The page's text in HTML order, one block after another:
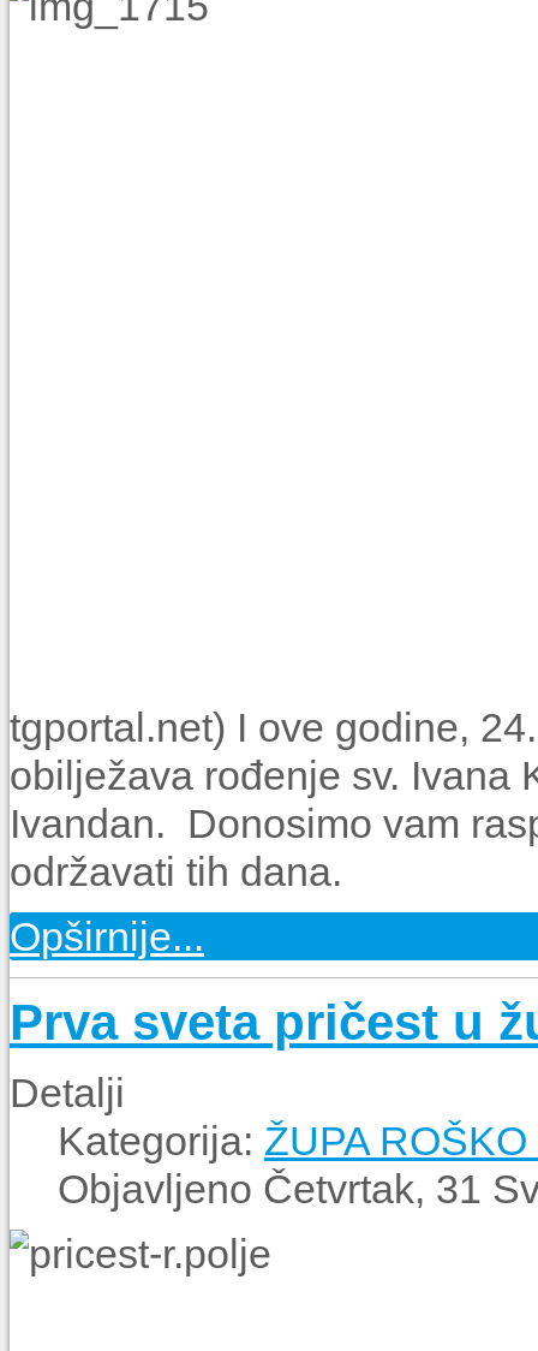
tgportal.net) I ove godine,
obilježava rođenje sv. Ivana
Ivandan. Donosimo vam
održavati tih dana.
Opširnije...
Prva sveta pričest u
Detalji
Kategorija: ŽUPA
Objavljeno Četvrtak, 31